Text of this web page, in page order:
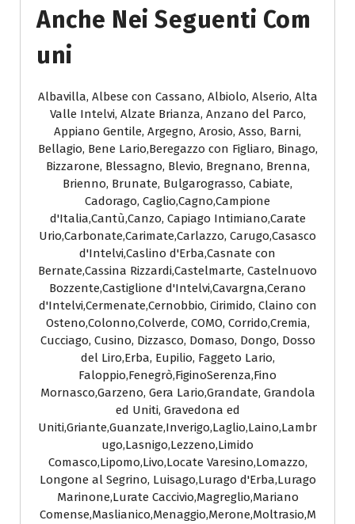
Anche Nei Seguenti Com
Uni
Albavilla, Albese con Cassano, Albiolo, Alserio, Alta
Valle Intelvi, Alzate Brianza, Anzano del Parco,
Appiano Gentile, Argegno, Arosio, Asso, Barni,
Bellagio, Bene Lario,Beregazzo con Figliaro, Binago,
Bizzarone, Blessagno, Blevio, Bregnano, Brenna,
Brienno, Brunate, Bulgarograsso, Cabiate,
Cadorago, Caglio,Cagno,Campione
d'Italia,Cantù,Canzo, Capiago Intimiano,Carate
Urio,Carbonate,Carimate,Carlazzo, Carugo,Casasco
d'Intelvi,Caslino d'Erba,Casnate con
Bernate,Cassina Rizzardi,Castelmarte, Castelnuovo
Bozzente,Castiglione d'Intelvi,Cavargna,Cerano
d'Intelvi,Cermenate,Cernobbio, Cirimido, Claino con
Osteno,Colonno,Colverde, COMO, Corrido,Cremia,
Cucciago, Cusino, Dizzasco, Domaso, Dongo, Dosso
del Liro,Erba, Eupilio, Faggeto Lario,
Faloppio,Fenegrò,FiginoSerenza,Fino
Mornasco,Garzeno, Gera Lario,Grandate, Grandola
ed Uniti, Gravedona ed
Uniti,Griante,Guanzate,Inverigo,Laglio,Laino,Lambr
ugo,Lasnigo,Lezzeno,Limido
Comasco,Lipomo,Livo,Locate Varesino,Lomazzo,
Longone al Segrino, Luisago,Lurago d'Erba,Lurago
Marinone,Lurate Caccivio,Magreglio,Mariano
Comense,Maslianico,Menaggio,Merone,Moltrasio,M